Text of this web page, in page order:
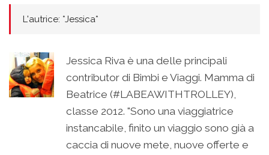
L'autrice: *Jessica*
Jessica Riva è una delle principali
contributor di Bimbi e Viaggi. Mamma di
Beatrice (#LABEAWITHTROLLEY),
classe 2012. "Sono una viaggiatrice
instancabile, finito un viaggio sono già a
caccia di nuove mete, nuove offerte e